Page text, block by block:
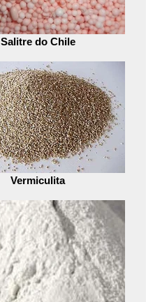
Salitre do Chile
Vermiculita